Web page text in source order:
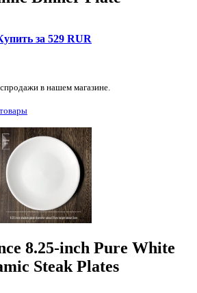
за 529 RUR
в нашем магазине.
8.25-inch Pure White
Steak Plates